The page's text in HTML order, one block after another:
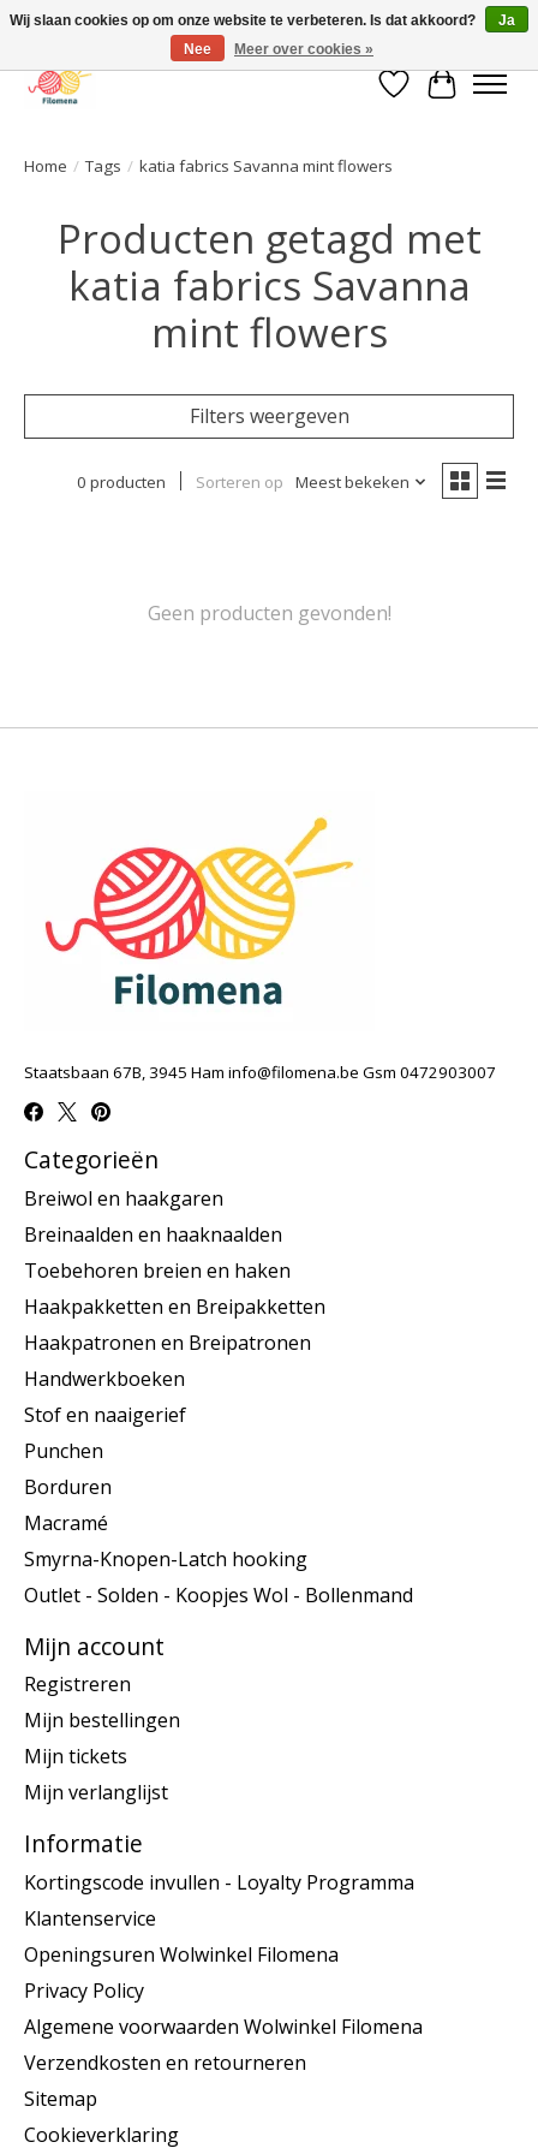
Verlanglijst
Home / Tags / katia fabrics Savanna mint flowers
Producten getagd met
katia fabrics Savanna
mint flowers
Filters weergeven
0 producten Sorteren op Meest bekeken
Geen producten gevonden!
Staatsbaan 67B, 3945 Ham info@filomena.be Gsm 0472903007
Categorieën
Breiwol en haakgaren
Breinaalden en haaknaalden
Toebehoren breien en haken
Haakpakketten en Breipakketten
Haakpatronen en Breipatronen
Handwerkboeken
Stof en naaigerief
Punchen
Borduren
Macramé
Smyrna-Knopen-Latch hooking
Outlet - Solden - Koopjes Wol - Bollenmand
Mijn account
Registreren
Mijn bestellingen
Mijn tickets
Mijn verlanglijst
Informatie
Kortingscode invullen - Loyalty Programma
Klantenservice
Openingsuren Wolwinkel Filomena
Privacy Policy
Algemene voorwaarden Wolwinkel Filomena
Verzendkosten en retourneren
Sitemap
Cookieverklaring
Wij slaan cookies op om onze website te verbeteren. Is dat akkoord?
Ja
Nee
Meer over cookies »